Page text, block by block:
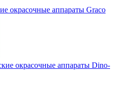
окрасочные аппараты Graco
окрасочные аппараты Dino-